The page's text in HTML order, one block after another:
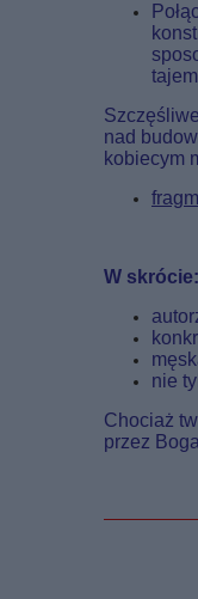
nad
kobiecym
W skrócie:
nie
Chociaż
przez